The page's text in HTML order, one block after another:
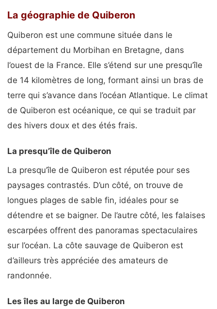
La géographie de Quiberon
Quiberon est une commune située dans le
département du Morbihan en Bretagne, dans
l’ouest de la France. Elle s’étend sur une presqu’île
de 14 kilomètres de long, formant ainsi un bras de
terre qui s’avance dans l’océan Atlantique. Le climat
de Quiberon est océanique, ce qui se traduit par
des hivers doux et des étés frais.
La presqu’île de Quiberon
La presqu’île de Quiberon est réputée pour ses
paysages contrastés. D’un côté, on trouve de
longues plages de sable fin, idéales pour se
détendre et se baigner. De l’autre côté, les falaises
escarpées offrent des panoramas spectaculaires
sur l’océan. La côte sauvage de Quiberon est
d’ailleurs très appréciée des amateurs de
randonnée.
Les îles au large de Quiberon